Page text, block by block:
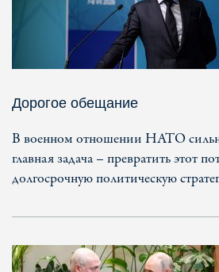
Дорогое обещание
В военном отношении НАТО
главная задача – превратить этот
долгосрочную политическую